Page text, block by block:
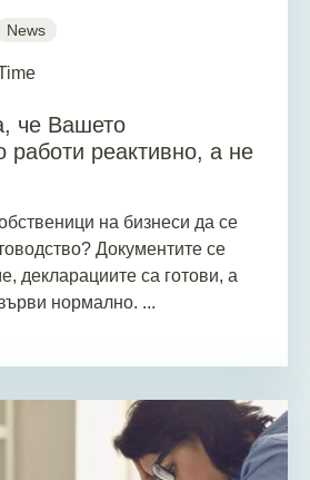
News
че Вашето
работи реактивно, а не
на бизнеси да се
Документите се
декларациите са готови, а
нормално. ...